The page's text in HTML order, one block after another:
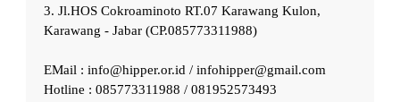
3. Jl.HOS Cokroaminoto RT.07 Karawang Kulon,
Karawang - Jabar (CP.085773311988)
EMail : info@hipper.or.id / infohipper@gmail.com
Hotline : 085773311988 / 081952573493